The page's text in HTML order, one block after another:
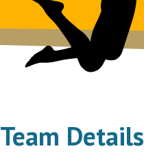
Team Details